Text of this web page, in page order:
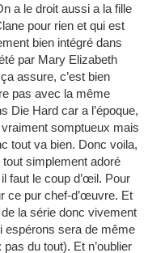
a le droit aussi a la fille
pour rien et qui est
bien intégré dans
par Mary Elizabeth
assure, c’est bien
pas avec la même
Die Hard car a l’époque,
somptueux mais
tout va bien. Donc voila,
simplement adoré
faut le coup d’œil. Pour
ce pur chef-d’œuvre. Et
la série donc vivement
espérons sera de même
du tout). Et n’oublier